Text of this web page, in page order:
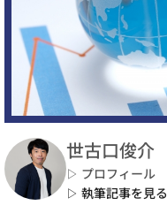
世古口俊介
▷ プロフィール
▷ 執筆記事を見る